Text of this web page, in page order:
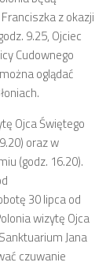
z okazji
9.25, Ojciec
Cudownego
oglądać
Ojca Świętego
oraz w
(godz. 16.20).
30 lipca od
wizytę Ojca
Jana
czuwanie